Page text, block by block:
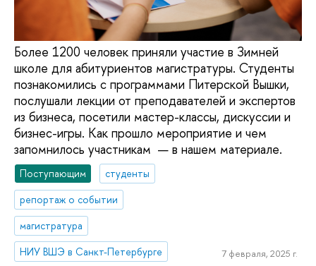
Более 1200 человек приняли участие в Зимней
школе для абитуриентов магистратуры. Студенты
познакомились с программами Питерской Вышки,
послушали лекции от преподавателей и экспертов
из бизнеса, посетили мастер-классы, дискуссии и
бизнес-игры. Как прошло мероприятие и чем
запомнилось участникам — в нашем материале.
Поступающим
студенты
репортаж о событии
магистратура
НИУ ВШЭ в Санкт-Петербурге
7 февраля, 2025 г.